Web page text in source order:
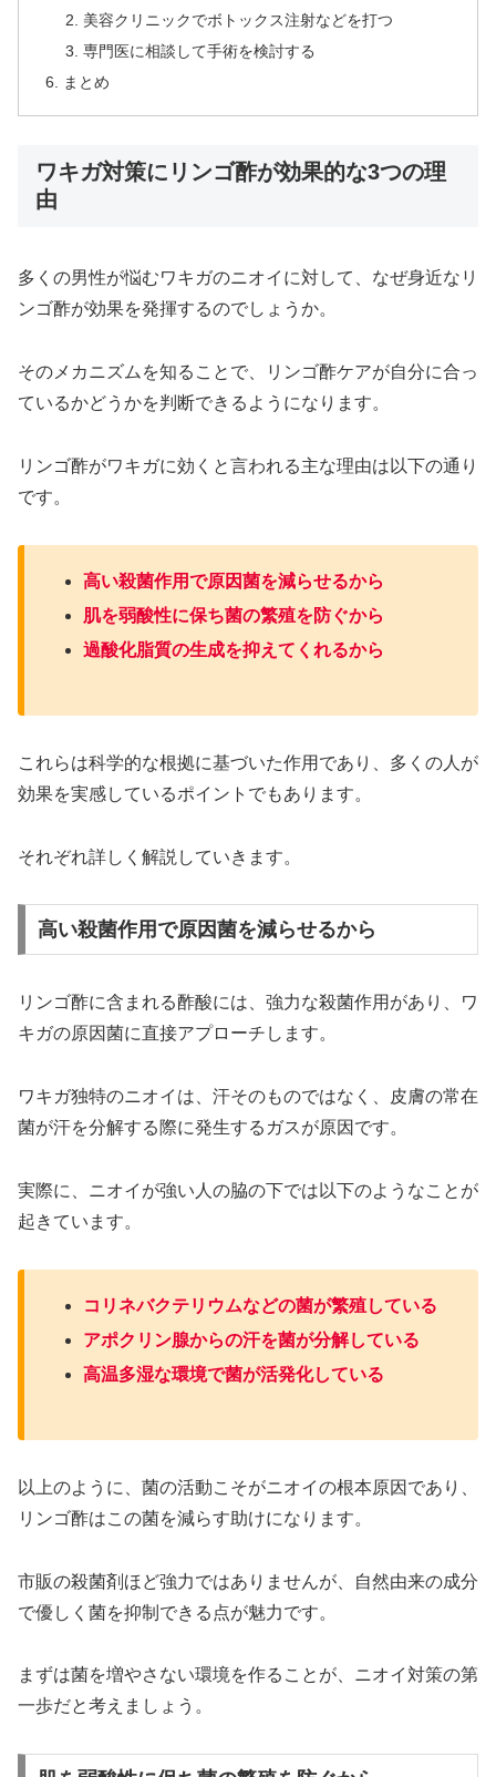
美容クリニックでボトックス注射などを打つ
専門医に相談して手術を検討する
まとめ
ワキガ対策にリンゴ酢が効果的な3つの理
由
多くの男性が悩むワキガのニオイに対して、なぜ身近なリ
ンゴ酢が効果を発揮するのでしょうか。
そのメカニズムを知ることで、リンゴ酢ケアが自分に合っ
ているかどうかを判断できるようになります。
リンゴ酢がワキガに効くと言われる主な理由は以下の通り
です。
高い殺菌作用で原因菌を減らせるから
肌を弱酸性に保ち菌の繁殖を防ぐから
過酸化脂質の生成を抑えてくれるから
これらは科学的な根拠に基づいた作用であり、多くの人が
効果を実感しているポイントでもあります。
それぞれ詳しく解説していきます。
高い殺菌作用で原因菌を減らせるから
リンゴ酢に含まれる酢酸には、強力な殺菌作用があり、ワ
キガの原因菌に直接アプローチします。
ワキガ独特のニオイは、汗そのものではなく、皮膚の常在
菌が汗を分解する際に発生するガスが原因です。
実際に、ニオイが強い人の脇の下では以下のようなことが
起きています。
コリネバクテリウムなどの菌が繁殖している
アポクリン腺からの汗を菌が分解している
高温多湿な環境で菌が活発化している
以上のように、菌の活動こそがニオイの根本原因であり、
リンゴ酢はこの菌を減らす助けになります。
市販の殺菌剤ほど強力ではありませんが、自然由来の成分
で優しく菌を抑制できる点が魅力です。
まずは菌を増やさない環境を作ることが、ニオイ対策の第
一歩だと考えましょう。